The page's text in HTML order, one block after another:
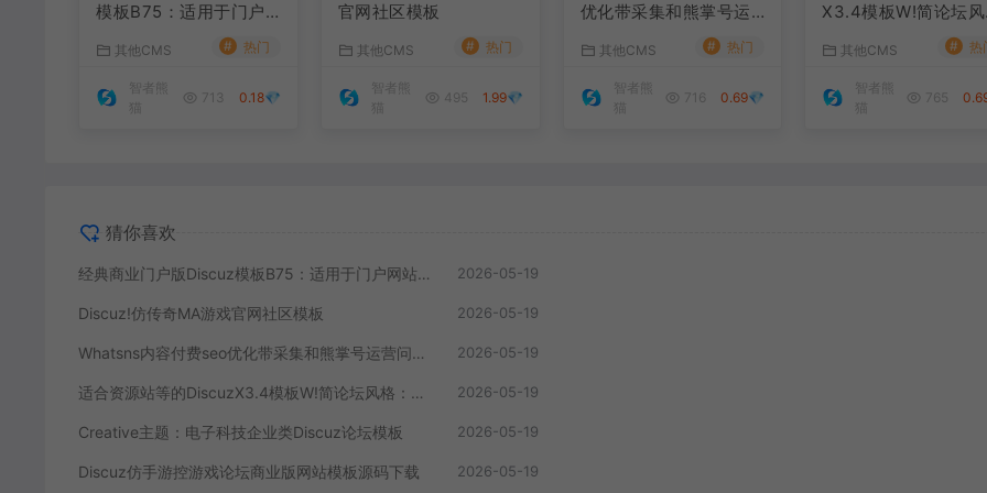
模板B75：适用于门户
网站，功能丰富，商业
化呈现，打造精致的门
户网站。
其他CMS # 热门
智者熊
猫
713 0.18💎
官网社区模板
其他CMS # 热门
智者熊
猫
495 1.99💎
优化带采集和熊掌号运
其他CMS # 热门
智者熊
猫
716 0.69💎
X3.4模板W!简论坛风
格：打造专业资源分享
社区的理想选择
其他CMS # 热
智者熊
猫
765
猜你喜欢
经典商业门户版Discuz模板B75：适用于门户网站，功能丰富，商业化呈现，打造精致的门户网站。 2026-05-19
Discuz!仿传奇MA游戏官网社区模板 2026-05-19
Whatsns内容付费seo优化带采集和熊掌号运营问答系统 2026-05-19
适合资源站等的DiscuzX3.4模板W!简论坛风格：打造专业资源分享社区的理想选择 2026-05-19
Creative主题：电子科技企业类Discuz论坛模板 2026-05-19
Discuz仿手游控游戏论坛商业版网站模板源码下载 2026-05-19